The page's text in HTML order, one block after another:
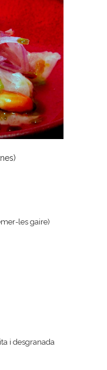
les gaire)
i desgranada